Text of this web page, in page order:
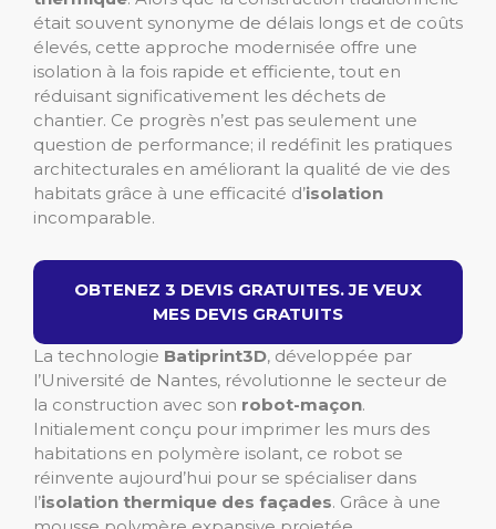
était souvent synonyme de délais longs et de coûts
élevés, cette approche modernisée offre une
isolation à la fois rapide et efficiente, tout en
réduisant significativement les déchets de
chantier. Ce progrès n’est pas seulement une
question de performance; il redéfinit les pratiques
architecturales en améliorant la qualité de vie des
habitats grâce à une efficacité d’isolation
incomparable.
OBTENEZ 3 DEVIS GRATUITES. JE VEUX
MES DEVIS GRATUITS
La technologie Batiprint3D, développée par
l’Université de Nantes, révolutionne le secteur de
la construction avec son robot-maçon.
Initialement conçu pour imprimer les murs des
habitations en polymère isolant, ce robot se
réinvente aujourd’hui pour se spécialiser dans
l’isolation thermique des façades. Grâce à une